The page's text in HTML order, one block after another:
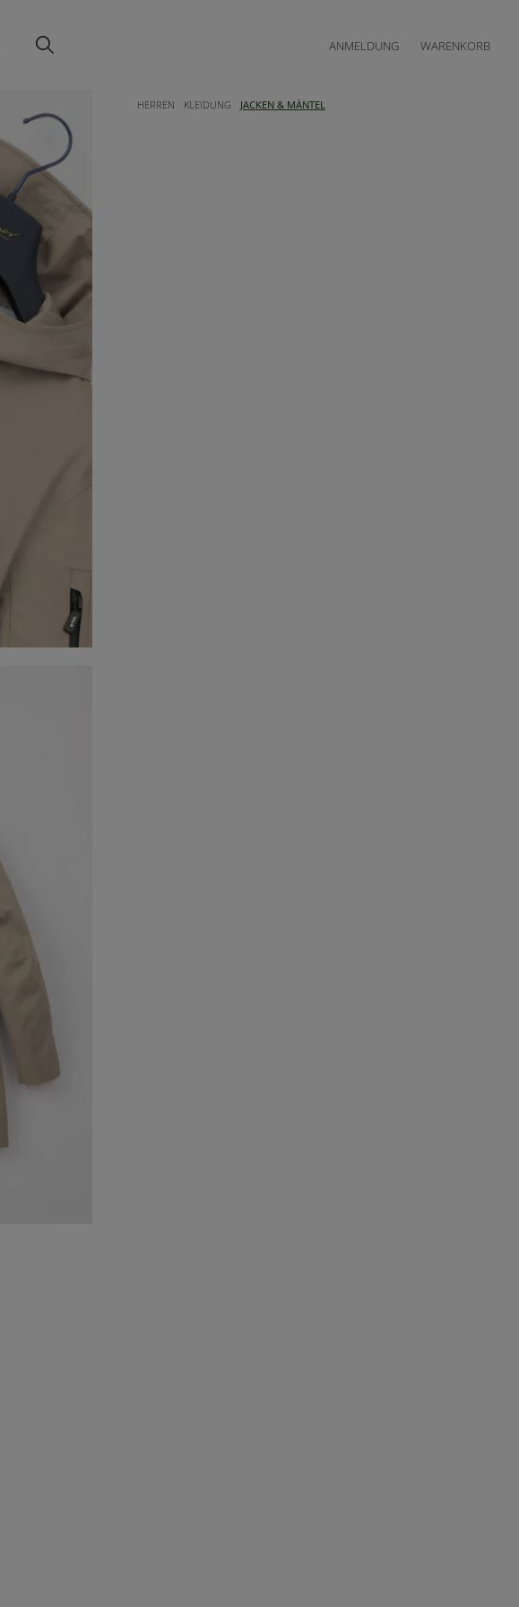
ANMELDUNG WARENKORB
HERREN KLEIDUNG JACKEN & MÄNTEL